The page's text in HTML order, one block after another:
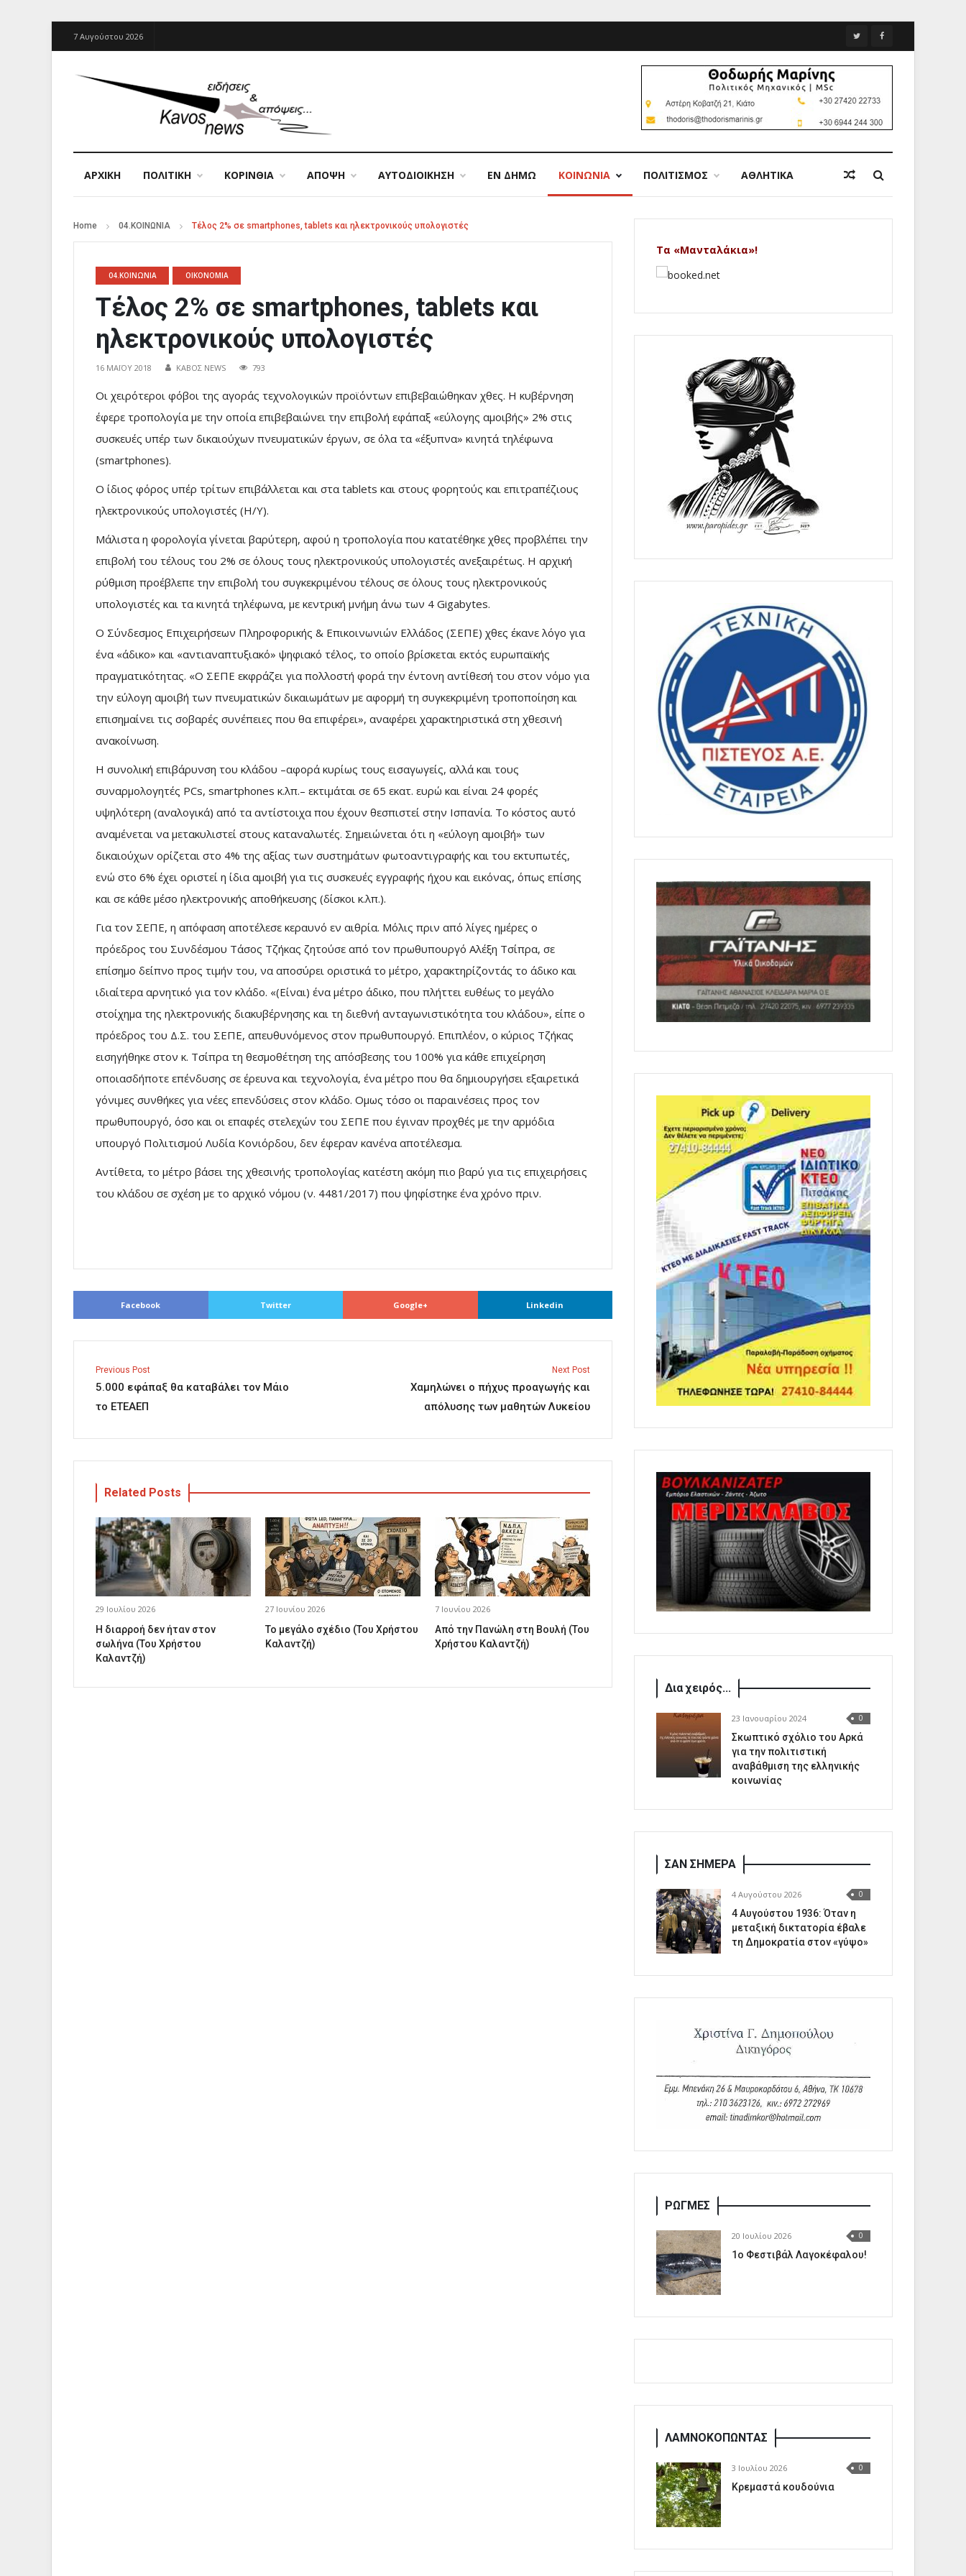
7 Αυγούστου 2026
ΑΡΧΙΚΉ ΠΟΛΙΤΙΚΗ ΚΟΡΙΝΘΙΑ ΑΠΟΨΗ ΑΥΤΟΔΙΟΙΚΗΣΗ ΕΝ ΔΗΜΩ ΚΟΙΝΩΝΙΑ ΠΟΛΙΤΙΣΜΟΣ ΑΘΛΗΤΙΚΑ
Home 04.ΚΟΙΝΩΝΙΑ Τέλος 2% σε smartphones, tablets και ηλεκτρονικούς υπολογιστές
04.ΚΟΙΝΩΝΙΑ ΟΙΚΟΝΟΜΙΑ
Τέλος 2% σε smartphones, tablets και
ηλεκτρονικούς υπολογιστές
16 ΜΑΪ́ΟΥ 2018 ΚΑΒΟΣ NEWS 793
Oι χειρότεροι φόβοι της αγοράς τεχνολογικών προϊόντων επιβεβαιώθηκαν χθες. Η κυβέρνηση
έφερε τροπολογία με την οποία επιβεβαιώνει την επιβολή εφάπαξ «εύλογης αμοιβής» 2% στις
συσκευές υπέρ των δικαιούχων πνευματικών έργων, σε όλα τα «έξυπνα» κινητά τηλέφωνα
(smartphones).
O ίδιος φόρος υπέρ τρίτων επιβάλλεται και στα tablets και στους φορητούς και επιτραπέζιους
ηλεκτρονικούς υπολογιστές (Η/Υ).
Μάλιστα η φορολογία γίνεται βαρύτερη, αφού η τροπολογία που κατατέθηκε χθες προβλέπει την
επιβολή του τέλους του 2% σε όλους τους ηλεκτρονικούς υπολογιστές ανεξαιρέτως. Η αρχική
ρύθμιση προέβλεπε την επιβολή του συγκεκριμένου τέλους σε όλους τους ηλεκτρονικούς
υπολογιστές και τα κινητά τηλέφωνα, με κεντρική μνήμη άνω των 4 Gigabytes.
O Σύνδεσμος Επιχειρήσεων Πληροφορικής & Επικοινωνιών Ελλάδος (ΣΕΠΕ) χθες έκανε λόγο για
ένα «άδικο» και «αντιαναπτυξιακό» ψηφιακό τέλος, το οποίο βρίσκεται εκτός ευρωπαϊκής
πραγματικότητας. «Ο ΣΕΠΕ εκφράζει για πολλοστή φορά την έντονη αντίθεσή του στον νόμο για
την εύλογη αμοιβή των πνευματικών δικαιωμάτων με αφορμή τη συγκεκριμένη τροποποίηση και
επισημαίνει τις σοβαρές συνέπειες που θα επιφέρει», αναφέρει χαρακτηριστικά στη χθεσινή
ανακοίνωση.
Η συνολική επιβάρυνση του κλάδου –αφορά κυρίως τους εισαγωγείς, αλλά και τους
συναρμολογητές PCs, smartphones κ.λπ.– εκτιμάται σε 65 εκατ. ευρώ και είναι 24 φορές
υψηλότερη (αναλογικά) από τα αντίστοιχα που έχουν θεσπιστεί στην Ισπανία. Το κόστος αυτό
αναμένεται να μετακυλιστεί στους καταναλωτές. Σημειώνεται ότι η «εύλογη αμοιβή» των
δικαιούχων ορίζεται στο 4% της αξίας των συστημάτων φωτοαντιγραφής και του εκτυπωτές,
ενώ στο 6% έχει οριστεί η ίδια αμοιβή για τις συσκευές εγγραφής ήχου και εικόνας, όπως επίσης
και σε κάθε μέσο ηλεκτρονικής αποθήκευσης (δίσκοι κ.λπ.).
Για τον ΣΕΠΕ, η απόφαση αποτέλεσε κεραυνό εν αιθρία. Μόλις πριν από λίγες ημέρες ο
πρόεδρος του Συνδέσμου Τάσος Τζήκας ζητούσε από τον πρωθυπουργό Αλέξη Τσίπρα, σε
επίσημο δείπνο προς τιμήν του, να αποσύρει οριστικά το μέτρο, χαρακτηρίζοντάς το άδικο και
ιδιαίτερα αρνητικό για τον κλάδο. «(Eίναι) ένα μέτρο άδικο, που πλήττει ευθέως το μεγάλο
στοίχημα της ηλεκτρονικής διακυβέρνησης και τη διεθνή ανταγωνιστικότητα του κλάδου», είπε ο
πρόεδρος του Δ.Σ. του ΣΕΠΕ, απευθυνόμενος στον πρωθυπουργό. Επιπλέον, ο κύριος Τζήκας
εισηγήθηκε στον κ. Τσίπρα τη θεσμοθέτηση της απόσβεσης του 100% για κάθε επιχείρηση
οποιασδήποτε επένδυσης σε έρευνα και τεχνολογία, ένα μέτρο που θα δημιουργήσει εξαιρετικά
γόνιμες συνθήκες για νέες επενδύσεις στον κλάδο. Ομως τόσο οι παραινέσεις προς τον
πρωθυπουργό, όσο και οι επαφές στελεχών του ΣΕΠΕ που έγιναν προχθές με την αρμόδια
υπουργό Πολιτισμού Λυδία Κονιόρδου, δεν έφεραν κανένα αποτέλεσμα.
Αντίθετα, το μέτρο βάσει της χθεσινής τροπολογίας κατέστη ακόμη πιο βαρύ για τις επιχειρήσεις
του κλάδου σε σχέση με το αρχικό νόμου (ν. 4481/2017) που ψηφίστηκε ένα χρόνο πριν.
Facebook Twitter Google+ Linkedin
Previous Post
5.000 εφάπαξ θα καταβάλει τον Μάιο
το ΕΤΕΑΕΠ
Next Post
Χαμηλώνει ο πήχυς προαγωγής και
απόλυσης των μαθητών Λυκείου
Related Posts
29 Ιουλίου 2026
Η διαρροή δεν ήταν στον
σωλήνα (Του Χρήστου
Καλαντζή)
27 Ιουνίου 2026
Το μεγάλο σχέδιο (Του Χρήστου
Καλαντζή)
7 Ιουνίου 2026
Από την Πανώλη στη Βουλή (Του
Χρήστου Καλαντζή)
Τα «Μανταλάκια»!
Δια χειρός...
23 Ιανουαρίου 2024 0
Σκωπτικό σχόλιο του Αρκά
για την πολιτιστική
αναβάθμιση της ελληνικής
κοινωνίας
ΣΑΝ ΣΗΜΕΡΑ
4 Αυγούστου 2026 0
4 Αυγούστου 1936: Όταν η
μεταξική δικτατορία έβαλε
τη Δημοκρατία στον «γύψο»
ΡΩΓΜΕΣ
20 Ιουλίου 2026 0
1o Φεστιβάλ Λαγοκέφαλου!
ΛΑΜΝΟΚΟΠΩΝΤΑΣ
3 Ιουλίου 2026 0
Κρεμαστά κουδούνια